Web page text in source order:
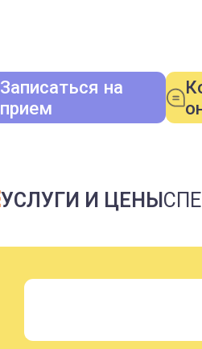
Записаться на
прием
УСЛУГИ И ЦЕНЫ